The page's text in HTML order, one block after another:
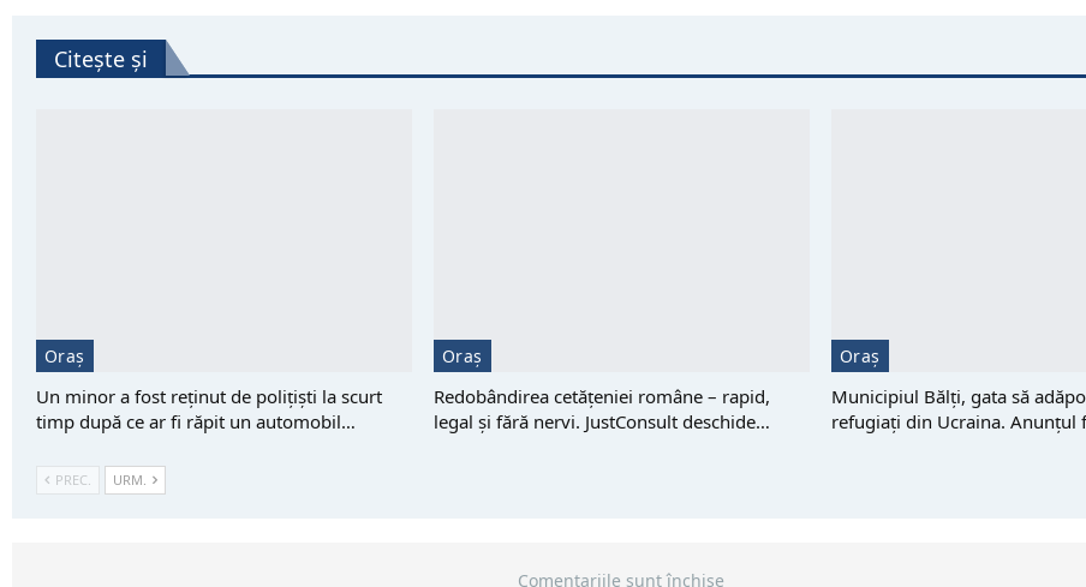
Citește și
Oraș
Un minor a fost reţinut de polițiști la scurt
timp după ce ar fi răpit un automobil…
Oraș
Redobândirea cetățeniei române – rapid,
legal și fără nervi. JustConsult deschide…
Oraș
Municipiul Bălți, gata să
refugiați din Ucraina. Anunțul
PREC. URM.
Comentariile sunt închise